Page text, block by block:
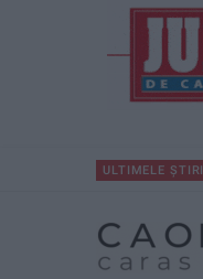
ULTIMELE ȘTIRI